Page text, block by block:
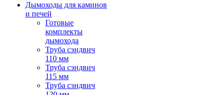
Дымоходы для каминов
и печей
Готовые
комплекты
дымохода
Труба сэндвич
110 мм
Труба сэндвич
115 мм
Труба сэндвич